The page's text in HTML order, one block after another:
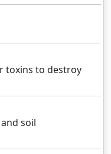
toxins to destroy
soil